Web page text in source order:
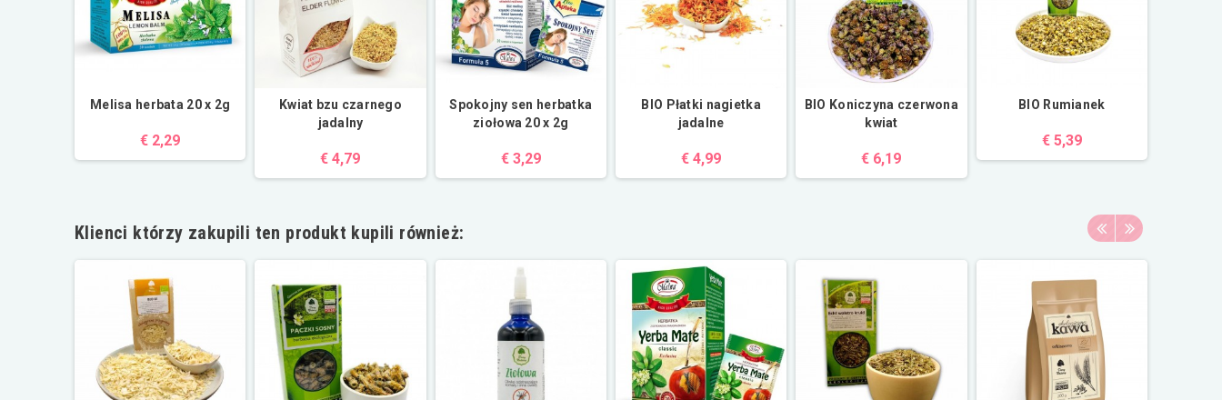
Melisa herbata 20 x 2g
€ 2,29
Kwiat bzu czarnego
jadalny
€ 4,79
Spokojny sen herbatka
ziołowa 20 x 2g
€ 3,29
BIO Płatki nagietka
jadalne
€ 4,99
BIO Koniczyna czerwona
kwiat
€ 6,19
BIO Rumianek
€ 5,39
Klienci którzy zakupili ten produkt kupili również: